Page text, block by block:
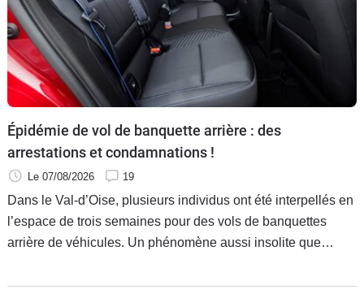
Épidémie de vol de banquette arrière : des
arrestations et condamnations !
Le 07/08/2026 19
Dans le Val-d’Oise, plusieurs individus ont été interpellés en
l’espace de trois semaines pour des vols de banquettes
arrière de véhicules. Un phénomène aussi insolite que
Citroën C3.